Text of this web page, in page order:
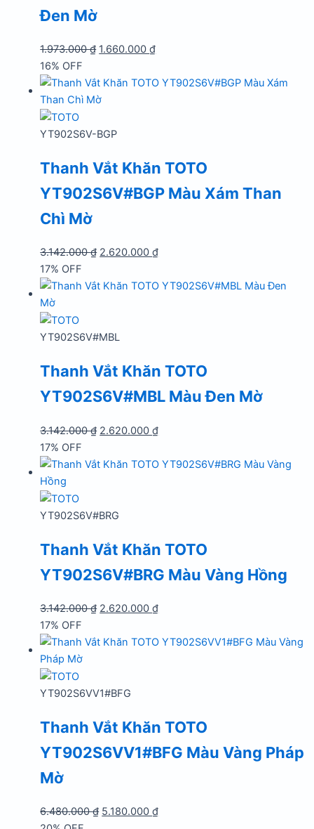
Đen Mờ
1.973.000₫ Giá
là:
1.973.000 ₫.
1.660.000₫Giá
tại
16% OFF
YT902S6V-BGP
Thanh Vắt Khăn TOTO
YT902S6V#BGP Màu Xám Than
Chì Mờ
3.142.000₫ Giá
là:
2.620.000₫Giá
tại
17% OFF
YT902S6V#MBL
Thanh Vắt Khăn TOTO
YT902S6V#MBL Màu Đen Mờ
3.142.000₫ Giá
là:
2.620.000₫Giá
tại
17% OFF
YT902S6V#BRG
Thanh Vắt Khăn TOTO
YT902S6V#BRG Màu Vàng Hồng
3.142.000₫ Giá
là:
2.620.000₫Giá
tại
17% OFF
YT902S6VV1#BFG
Thanh Vắt Khăn TOTO
YT902S6VV1#BFG Màu Vàng Pháp
Mờ
6.480.000₫ Giá
5.180.000₫Giá